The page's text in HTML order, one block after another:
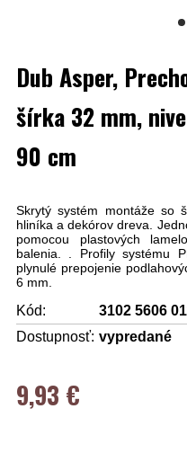
Dub Asper,
šírka 32 mm,
90 cm
Skrytý systém montáže so
hliníka a dekórov dreva.
pomocou plastových
balenia. . Profily systému
plynulé prepojenie
6 mm.
Kód:
3102 5606
Dostupnosť: vypredané
9,93 €